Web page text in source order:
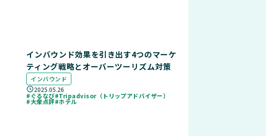
インバウンド効果を引き出す4つのマーケ
ティング戦略とオーバーツーリズム対策
インバウンド
2025.05.26
#ぐるなび#Tripadvisor（トリップアドバイザー）
#大衆点評#ホテル